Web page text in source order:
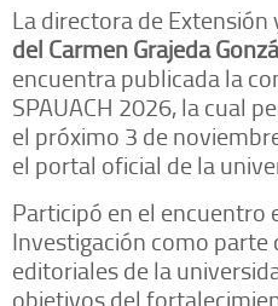
La directora de
del Carmen Grajeda
encuentra publicada la
SPAUACH 2026, la cual
el próximo 3 de
el portal oficial de la
Participó en el encuentro
Investigación como parte
editoriales de la
objetivos del